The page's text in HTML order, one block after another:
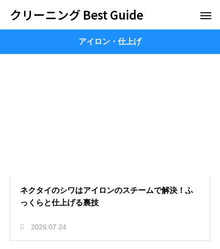
クリーニング Best Guide
アイロン・仕上げ
ネクタイのシワはアイロンのスチームで解決！ふ
っくらと仕上げる裏技
2026.07.24